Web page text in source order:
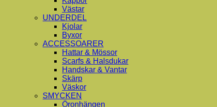
Västar
UNDERDEL
Kjolar
Byxor
ACCESSOARER
Hattar & Mössor
Scarfs & Halsdukar
Handskar & Vantar
Skärp
Väskor
SMYCKEN
Öronhängen